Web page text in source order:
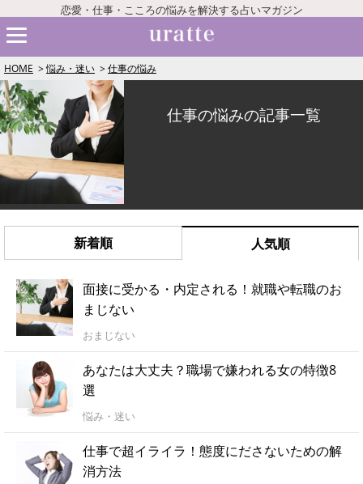
恋愛・仕事・こころの悩みを解決する占いマガジン
HOME 悩み・迷い 仕事の悩み
仕事の悩みの記事一覧
新着順 人気順
面接に受かる・内定される！就職や転職のお
まじない
おまじない
あなたは大丈夫？職場で嫌われる女の特徴8
選
悩み・迷い
仕事で超イライラ！態度にださないための解
消方法